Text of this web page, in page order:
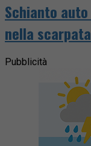
Schianto
nella scarpata
Pubblicità